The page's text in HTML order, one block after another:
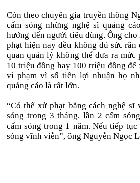
Còn theo chuyên gia truyền thông
cấm sóng những nghệ sĩ quảng
hưởng đến người tiêu dùng. Ông cho
phạt hiện nay đều không đủ sức
quan quản lý không thể đưa ra mức
10 triệu đồng hay 100 triệu đồng để
vi phạm vì số tiền lợi nhuận họ
quảng cáo là rất lớn.
“Có thể xử phạt bằng cách nghệ
sóng trong 3 tháng, lần 2 cấm
cấm sóng trong 1 năm. Nếu tiếp
sóng vĩnh viễn”, ông Nguyễn Ngọc